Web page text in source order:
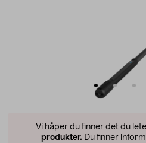
Vi håper du finner det du
produkter. Du finner